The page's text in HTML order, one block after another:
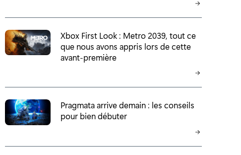
Xbox First Look : Metro 2039, tout ce
que nous avons appris lors de cette
avant-première
Pragmata arrive demain : les conseils
pour bien débuter